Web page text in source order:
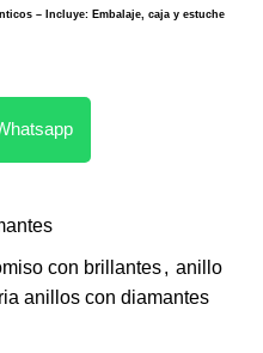
– Incluye: Embalaje, caja y estuche
con brillantes, anillo
anillos con diamantes